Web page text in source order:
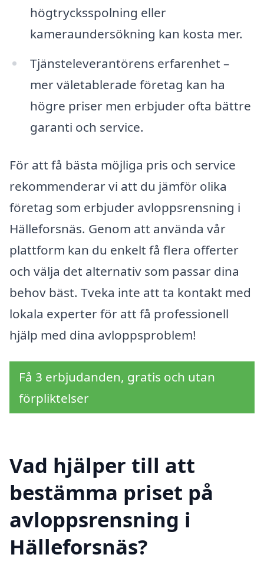
högtrycksspolning eller
kameraundersökning kan kosta mer.
Tjänsteleverantörens erfarenhet –
mer väletablerade företag kan ha
högre priser men erbjuder ofta bättre
garanti och service.
För att få bästa möjliga pris och service
rekommenderar vi att du jämför olika
företag som erbjuder avloppsrensning i
Hälleforsnäs. Genom att använda vår
plattform kan du enkelt få flera offerter
och välja det alternativ som passar dina
behov bäst. Tveka inte att ta kontakt med
lokala experter för att få professionell
hjälp med dina avloppsproblem!
Få 3 erbjudanden, gratis och utan
förpliktelser
Vad hjälper till att
bestämma priset på
avloppsrensning i
Hälleforsnäs?